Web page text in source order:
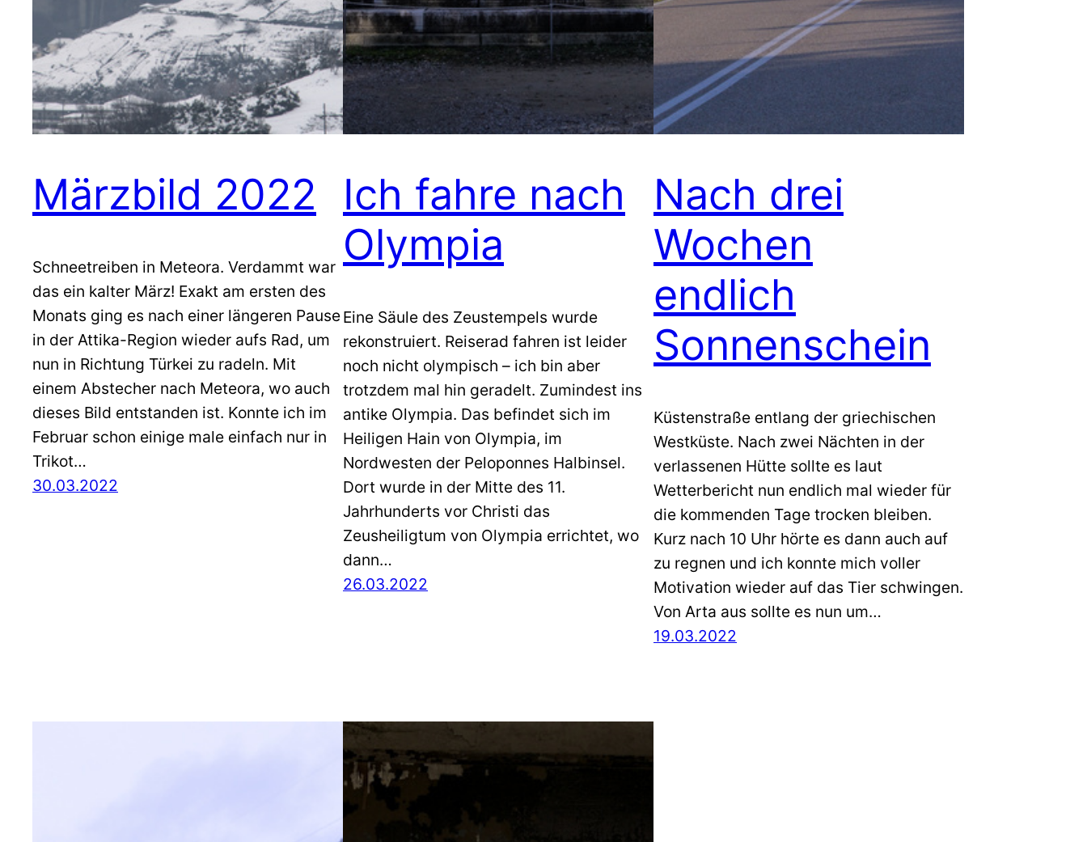
Märzbild 2022
Schneetreiben in Meteora. Verdammt war
das ein kalter März! Exakt am ersten des
Monats ging es nach einer längeren Pause
in der Attika-Region wieder aufs Rad, um
nun in Richtung Türkei zu radeln. Mit
einem Abstecher nach Meteora, wo auch
dieses Bild entstanden ist. Konnte ich im
Februar schon einige male einfach nur in
Trikot…
30.03.2022
Ich fahre nach
Olympia
Eine Säule des Zeustempels wurde
rekonstruiert. Reiserad fahren ist leider
noch nicht olympisch – ich bin aber
trotzdem mal hin geradelt. Zumindest ins
antike Olympia. Das befindet sich im
Heiligen Hain von Olympia, im
Nordwesten der Peloponnes Halbinsel.
Dort wurde in der Mitte des 11.
Jahrhunderts vor Christi das
Zeusheiligtum von Olympia errichtet, wo
dann…
26.03.2022
Nach drei
Wochen
endlich
Sonnenschein
Küstenstraße entlang der griechischen
Westküste. Nach zwei Nächten in der
verlassenen Hütte sollte es laut
Wetterbericht nun endlich mal wieder für
die kommenden Tage trocken bleiben.
Kurz nach 10 Uhr hörte es dann auch auf
zu regnen und ich konnte mich voller
Motivation wieder auf das Tier schwingen.
Von Arta aus sollte es nun um…
19.03.2022